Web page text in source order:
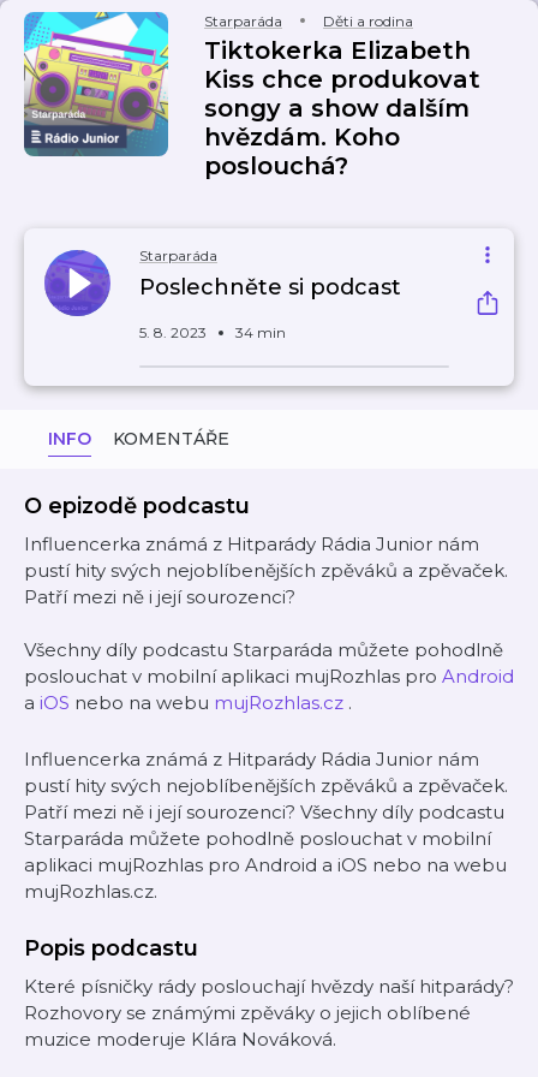
Starparáda Děti a rodina
Tiktokerka Elizabeth
Kiss chce produkovat
songy a show dalším
hvězdám. Koho
poslouchá?
Starparáda
Poslechněte si podcast
5. 8. 2023 34 min
INFO KOMENTÁŘE
O epizodě podcastu
Influencerka známá z Hitparády Rádia Junior nám
pustí hity svých nejoblíbenějších zpěváků a zpěvaček.
Patří mezi ně i její sourozenci?
Všechny díly podcastu Starparáda můžete pohodlně
poslouchat v mobilní aplikaci mujRozhlas pro Android
a iOS nebo na webu mujRozhlas.cz .
Influencerka známá z Hitparády Rádia Junior nám
pustí hity svých nejoblíbenějších zpěváků a zpěvaček.
Patří mezi ně i její sourozenci? Všechny díly podcastu
Starparáda můžete pohodlně poslouchat v mobilní
aplikaci mujRozhlas pro Android a iOS nebo na webu
mujRozhlas.cz.
Popis podcastu
Které písničky rády poslouchají hvězdy naší hitparády?
Rozhovory se známými zpěváky o jejich oblíbené
muzice moderuje Klára Nováková.